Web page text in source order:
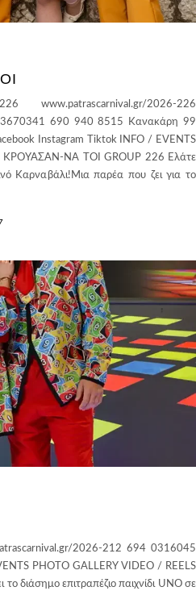
2026-226
690 940 8515 Κανακάρη 99
Instagram Tiktok INFO / EVENTS
ΚΡΟΥΑΣΑΝ-ΝΑ ΤΟΙ GROUP 226 Ελάτε
Καρναβάλι!Μια παρέα που ζει για το
2026-212 694 0316045
PHOTO GALLERY VIDEO / REELS
διάσημο επιτραπέζιο παιχνίδι UNO σε